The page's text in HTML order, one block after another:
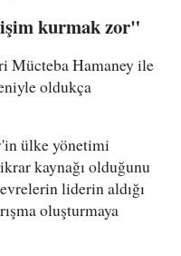
kurmak zor"
Mücteba Hamaney ile
oldukça
ülke yönetimi
kaynağı olduğunu
liderin aldığı
oluşturmaya